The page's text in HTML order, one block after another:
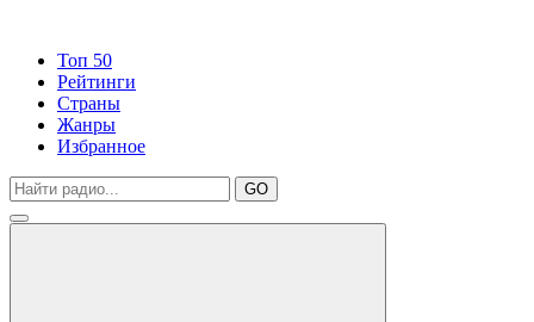
Топ 50
Рейтинги
Страны
Жанры
Избранное
GO